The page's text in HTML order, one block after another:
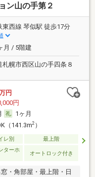
ン山の手第２
東西線 琴似駅 徒歩17分
月 / 5階建
札幌市西区山の手四条８
円
円
1ヶ月
（141.3m2）
レ別 最上階
ターホ
オートロック付き
・角部屋・最上階・日